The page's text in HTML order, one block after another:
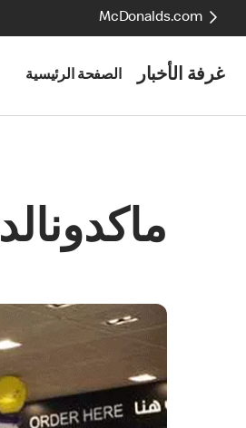
McDonalds.com
غرفة الأخبار الصفحة الرئيسية
ماكدونالدز